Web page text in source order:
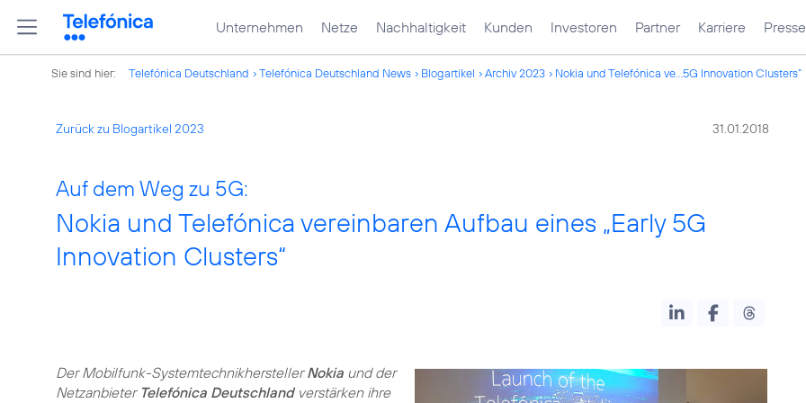
Unternehmen Netze Nachhaltigkeit Kunden Investoren Partner Karriere Presse
Sie sind hier: Telefónica Deutschland Telefónica Deutschland News Blogartikel Archiv 2023 Nokia und Telefónica ve...5G Innovation Clusters“
Zurück zu Blogartikel 2023 31.01.2018
Auf dem Weg zu 5G:
Nokia und Telefónica vereinbaren Aufbau eines „Early 5G
Innovation Clusters“
Der Mobilfunk-SystemtechnikherstellerNokia und der
Netzanbieter Telefónica Deutschlandverstärken ihre